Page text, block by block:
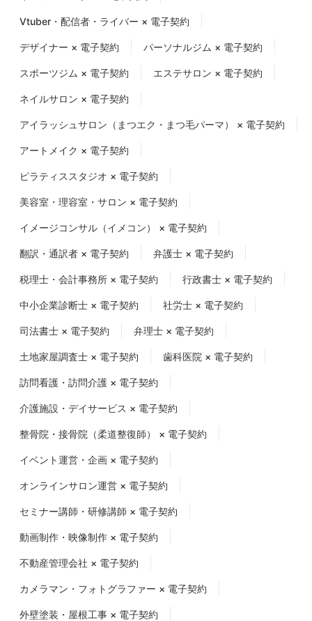
Vtuber・配信者・ライバー × 電子契約
デザイナー × 電子契約 パーソナルジム × 電子契約
スポーツジム × 電子契約 エステサロン × 電子契約
ネイルサロン × 電子契約
アイラッシュサロン（まつエク・まつ毛パーマ） × 電子契約
アートメイク × 電子契約
ピラティススタジオ × 電子契約
美容室・理容室・サロン × 電子契約
イメージコンサル（イメコン） × 電子契約
翻訳・通訳者 × 電子契約 弁護士 × 電子契約
税理士・会計事務所 × 電子契約 行政書士 × 電子契約
中小企業診断士 × 電子契約 社労士 × 電子契約
司法書士 × 電子契約 弁理士 × 電子契約
土地家屋調査士 × 電子契約 歯科医院 × 電子契約
訪問看護・訪問介護 × 電子契約
介護施設・デイサービス × 電子契約
整骨院・接骨院（柔道整復師） × 電子契約
イベント運営・企画 × 電子契約
オンラインサロン運営 × 電子契約
セミナー講師・研修講師 × 電子契約
動画制作・映像制作 × 電子契約
不動産管理会社 × 電子契約
カメラマン・フォトグラファー × 電子契約
外壁塗装・屋根工事 × 電子契約